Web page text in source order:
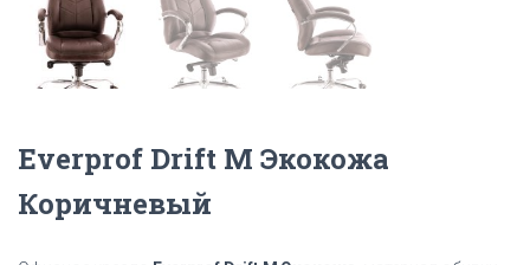
Everprof Drift M Экокожа
Коричневый